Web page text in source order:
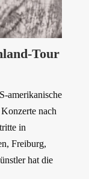
Tour
amerikanische
nach
in
Freiburg,
hat die